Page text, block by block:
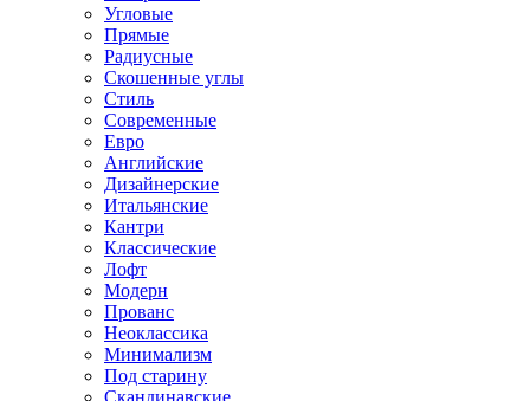
Угловые
Прямые
Радиусные
Скошенные углы
Стиль
Современные
Евро
Английские
Дизайнерские
Итальянские
Кантри
Классические
Лофт
Модерн
Прованс
Неоклассика
Минимализм
Под старину
Скандинавские